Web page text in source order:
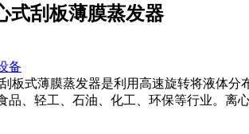
式刮板薄膜蒸发器
备
板式薄膜蒸发器是利用高速旋转将液体
品、轻工、石油、化工、环保等行业。